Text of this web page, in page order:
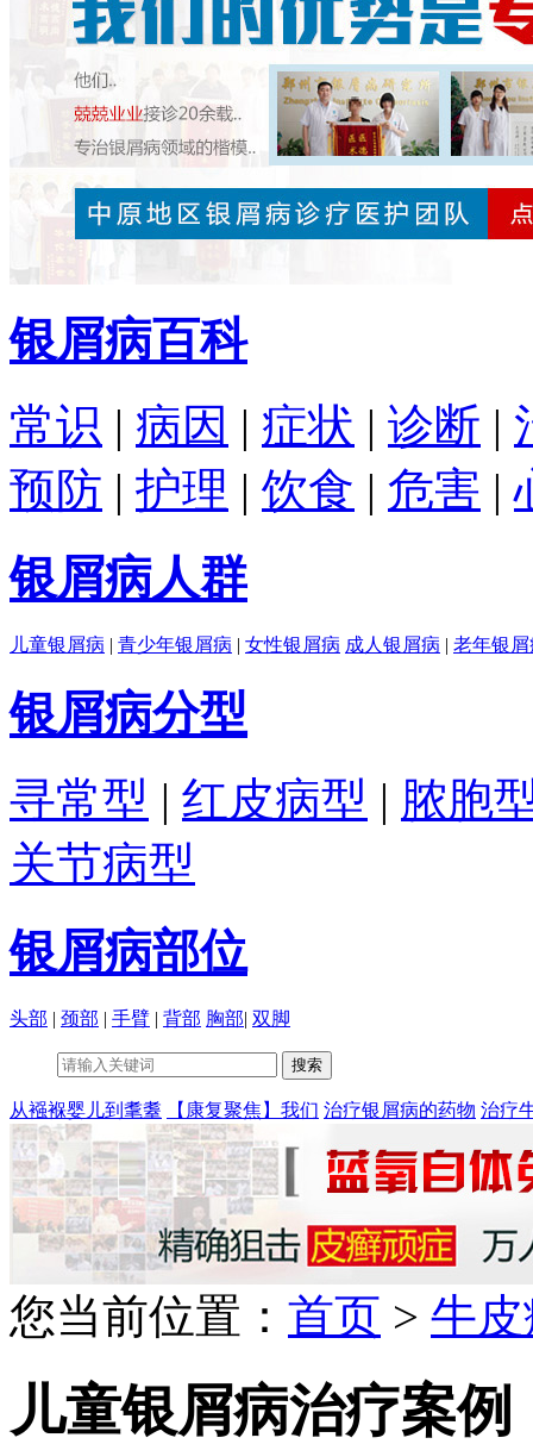
银屑病百科
常识 | 病因 | 症状 | 诊断 |
预防 | 护理 | 饮食 | 危害 |
银屑病人群
儿童银屑病 | 青少年银屑病 | 女性银屑病 成人银屑病 | 老年银屑
银屑病分型
寻常型 | 红皮病型 | 脓胞
关节病型
银屑病部位
头部 | 颈部 | 手臂 | 背部 胸部| 双脚
从襁褓婴儿到耄耋 【康复聚焦】我们 治疗银屑病的药物 治疗
您当前位置： 首页 > 牛
儿童银屑病治疗案例